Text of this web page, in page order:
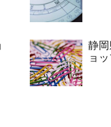
静
ョ